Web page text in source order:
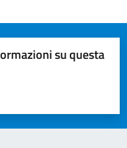
su questa
5